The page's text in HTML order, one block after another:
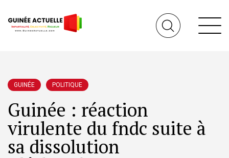
GUINÉE POLITIQUE
Guinée : réaction
virulente du fndc suite à
sa dissolution